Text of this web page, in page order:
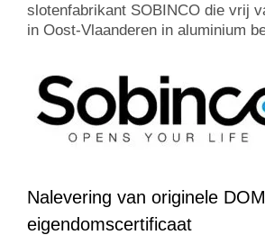
slotenfabrikant SOBINCO die vrij
in Oost-Vlaanderen in aluminium
Nalevering van originele
eigendomscertificaat